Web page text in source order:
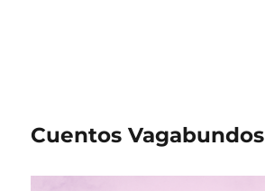
Cuentos Vagabundos